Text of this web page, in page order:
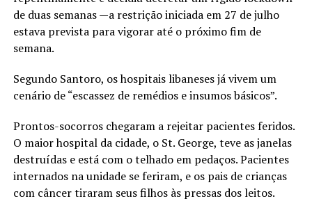
de duas semanas —a restrição iniciada em 27 de julho
estava prevista para vigorar até o próximo fim de
semana.
Segundo Santoro, os hospitais libaneses já vivem um
cenário de “escassez de remédios e insumos básicos”.
Prontos-socorros chegaram a rejeitar pacientes feridos.
O maior hospital da cidade, o St. George, teve as janelas
destruídas e está com o telhado em pedaços. Pacientes
internados na unidade se feriram, e os pais de crianças
com câncer tiraram seus filhos às pressas dos leitos.